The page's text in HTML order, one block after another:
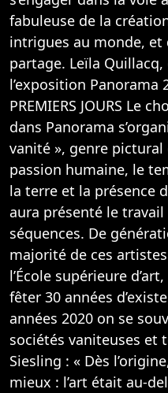
fabuleuse de la
intrigues au monde, et
partage. Leïla
l’exposition Panorama
PREMIERS JOURS Le
dans Panorama
vanité », genre
passion humaine, le
la terre et la présence
aura présenté le
séquences. De
majorité de ces
l’École supérieure
fêter 30 années
années 2020 on se
sociétés vaniteuses et
Siesling : « Dès
mieux : l’art était au-